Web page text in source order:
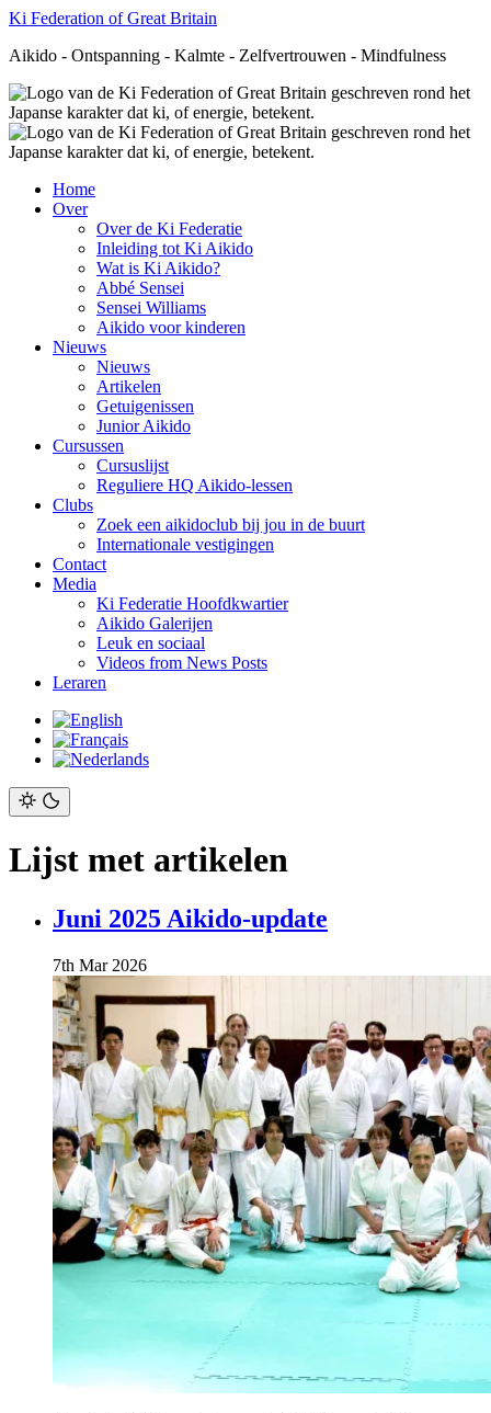
Ki Federation of Great Britain
Aikido - Ontspanning - Kalmte - Zelfvertrouwen - Mindfulness
Home
Over
Over de Ki Federatie
Inleiding tot Ki Aikido
Wat is Ki Aikido?
Abbé Sensei
Sensei Williams
Aikido voor kinderen
Nieuws
Nieuws
Artikelen
Getuigenissen
Junior Aikido
Cursussen
Cursuslijst
Reguliere HQ Aikido-lessen
Clubs
Zoek een aikidoclub bij jou in de buurt
Internationale vestigingen
Contact
Media
Ki Federatie Hoofdkwartier
Aikido Galerijen
Leuk en sociaal
Videos from News Posts
Leraren
Lijst met artikelen
Juni 2025 Aikido-update
7th Mar 2026